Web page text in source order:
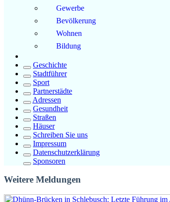
Gewerbe
Bevölkerung
Wohnen
Bildung
Geschichte
Stadtführer
Sport
Partnerstädte
Adressen
Gesundheit
Straßen
Häuser
Schreiben Sie uns
Impressum
Datenschutzerklärung
Sponsoren
Weitere Meldungen